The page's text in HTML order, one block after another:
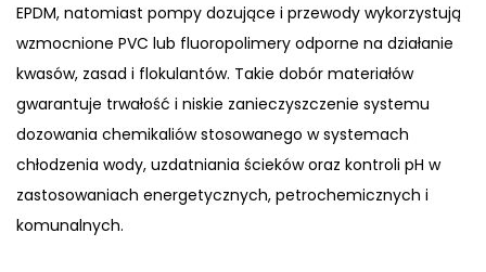
EPDM, natomiast pompy dozujące i przewody wykorzystują
wzmocnione PVC lub fluoropolimery odporne na działanie
kwasów, zasad i flokulantów. Takie dobór materiałów
gwarantuje trwałość i niskie zanieczyszczenie systemu
dozowania chemikaliów stosowanego w systemach
chłodzenia wody, uzdatniania ścieków oraz kontroli pH w
zastosowaniach energetycznych, petrochemicznych i
komunalnych.